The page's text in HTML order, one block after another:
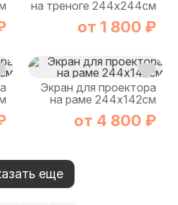
на треноге 244х244см
от 1 800 ₽
Экран для проектора
на раме 244х142см
от 4 800 ₽
еще